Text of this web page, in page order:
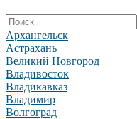
Архангельск
Астрахань
Великий Новгород
Владивосток
Владикавказ
Владимир
Волгоград